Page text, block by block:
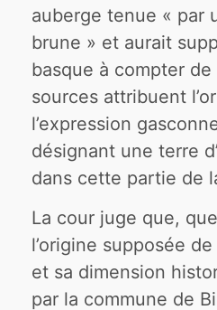
auberge tenue « par
brune » et aurait
basque à compter de
sources attribuent
l’expression
désignant une terre
dans cette partie de
La cour juge que,
l’origine supposée
et sa dimension
par la commune de